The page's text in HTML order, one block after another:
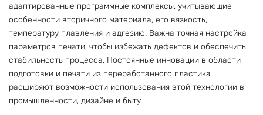
адаптированные программные комплексы, учитывающие
особенности вторичного материала, его вязкость,
температуру плавления и адгезию. Важна точная настройка
параметров печати, чтобы избежать дефектов и обеспечить
стабильность процесса. Постоянные инновации в области
подготовки и печати из переработанного пластика
расширяют возможности использования этой технологии в
промышленности, дизайне и быту.